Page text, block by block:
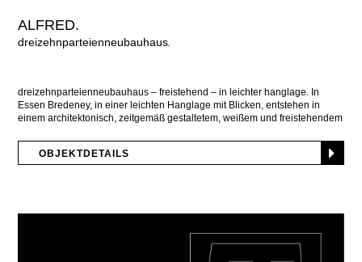
ALFRED.
dreizehnparteienneubauhaus
dreizehnparteienneubauhaus – freistehend – in leichter hanglage. In
Essen Bredeney, in einer leichten Hanglage mit Blicken, entstehen in
einem architektonisch, zeitgemäß gestaltetem, weißem und freistehendem
OBJEKTDETAILS